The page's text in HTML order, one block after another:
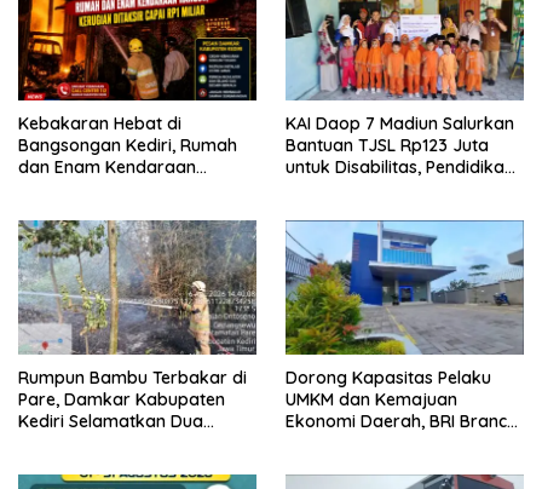
Kebakaran Hebat di
Bangsongan Kediri, Rumah
dan Enam Kendaraan
KAI Daop 7 Madiun Salurkan
Bantuan TJSL Rp123 Juta
untuk Disabilitas, Pendidikan,
Rumpun Bambu Terbakar di
Pare, Damkar Kabupaten
Kediri Selamatkan Dua
Dorong Kapasitas Pelaku
UMKM dan Kemajuan
Ekonomi Daerah, BRI Branch